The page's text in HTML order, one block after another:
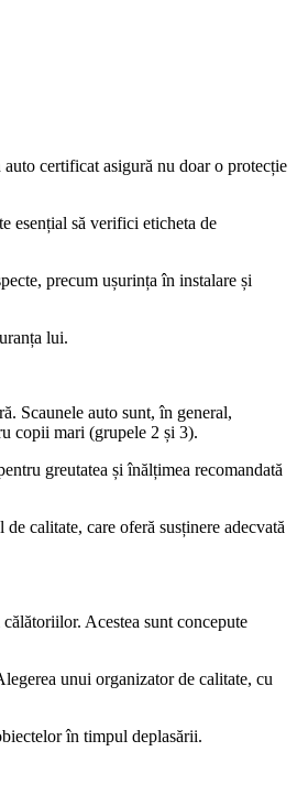
certificat asigură nu doar o protecție
esențial să verifici eticheta de
precum ușurința în instalare și
lui.
Scaunele auto sunt, în general,
copii mari (grupele 2 și 3).
greutatea și înălțimea recomandată
calitate, care oferă susținere adecvată
Acestea sunt concepute
unui organizator de calitate, cu
în timpul deplasării.